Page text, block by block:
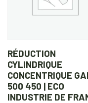
RÉDUCTION
CYLINDRIQUE
CONCENTRIQUE
500 450 | ECO
INDUSTRIE DE